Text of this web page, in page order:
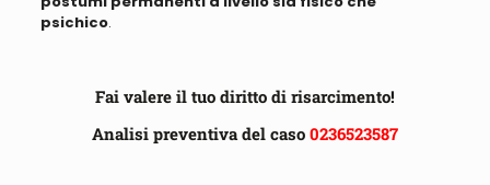
psichico.
Fai valere il tuo diritto di risarcimento!
Analisi preventiva del caso 0236523587